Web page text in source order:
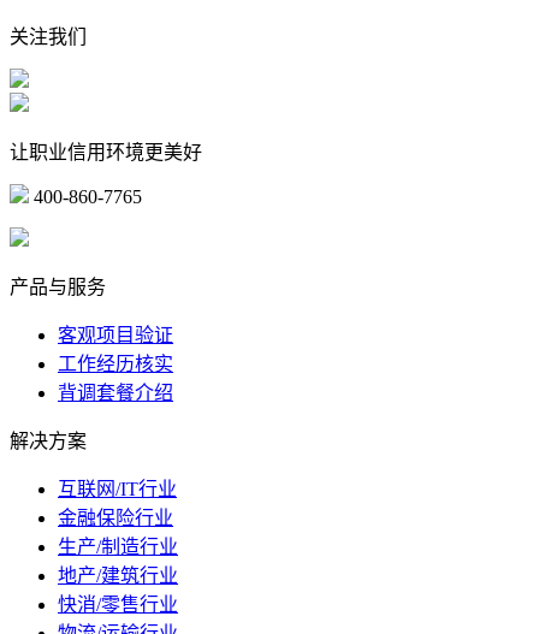
关注我们
让职业信用环境更美好
400-860-7765
产品与服务
客观项目验证
工作经历核实
背调套餐介绍
解决方案
互联网/IT行业
金融保险行业
生产/制造行业
地产/建筑行业
快消/零售行业